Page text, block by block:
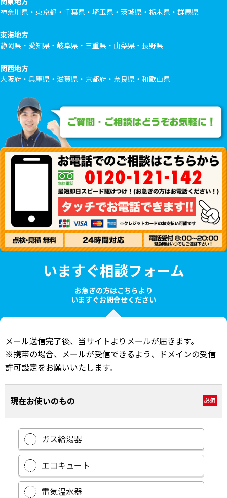
神奈川県・東京都・千葉県・埼玉県・茨城県・栃木県・群馬県
東海地方
静岡県・愛知県・岐阜県・三重県・山梨県・長野県
関西地方
大阪府・兵庫県・滋賀県・京都府・奈良県・和歌山県
いますぐ相談フォーム
お急ぎの方はこちらより
いますぐお問合せください
メール送信完了後、当サイトよりメールが届きます。
※携帯の場合、メールが受信できるよう、ドメインの受信
許可設定をお願いいたします。
現在お使いのもの 必須
ガス給湯器
エコキュート
電気温水器